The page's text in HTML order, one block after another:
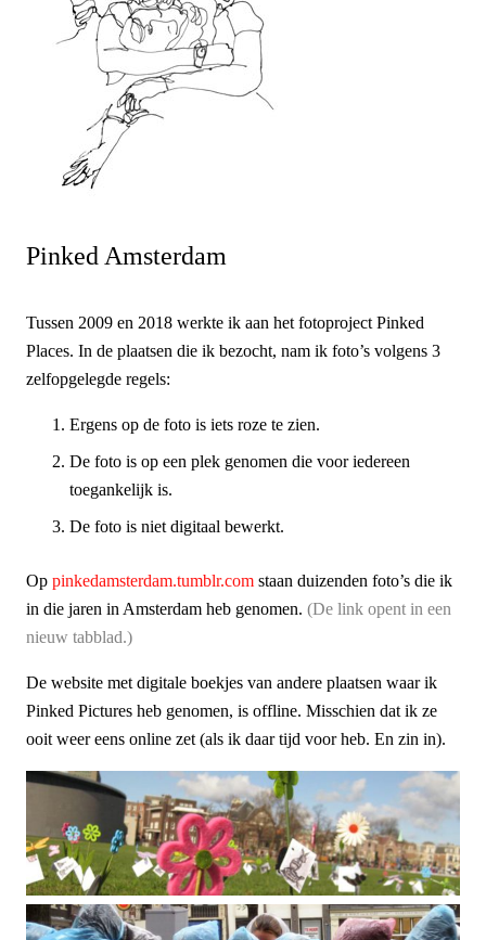
Pinked Amsterdam
Tussen 2009 en 2018 werkte ik aan het fotoproject Pinked
Places. In de plaatsen die ik bezocht, nam ik foto’s volgens 3
zelfopgelegde regels:
Ergens op de foto is iets roze te zien.
De foto is op een plek genomen die voor iedereen
toegankelijk is.
De foto is niet digitaal bewerkt.
Op pinkedamsterdam.tumblr.com staan duizenden foto’s die ik
in die jaren in Amsterdam heb genomen. (De link opent in een
nieuw tabblad.)
De website met digitale boekjes van andere plaatsen waar ik
Pinked Pictures heb genomen, is offline. Misschien dat ik ze
ooit weer eens online zet (als ik daar tijd voor heb. En zin in).